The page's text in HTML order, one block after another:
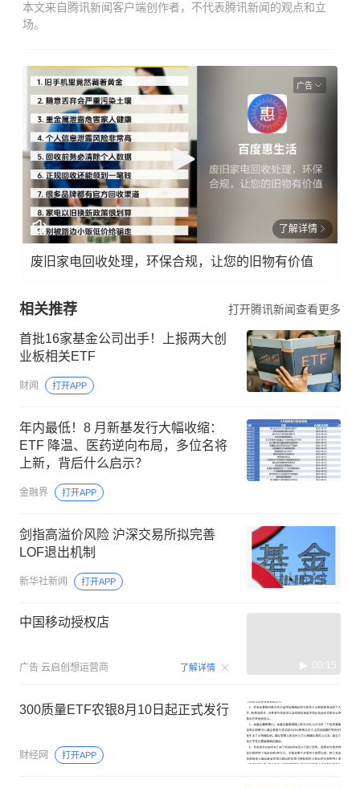
本文来自腾讯新闻客户端创作者，不代表腾讯新闻的观点和立
场。
广告
了解详情
废旧家电回收处理，环保合规，让您的旧物有价值
相关推荐 打开腾讯新闻查看更多
首批16家基金公司出手！上报两大创
业板相关ETF
财闻 打开APP
年内最低！8 月新基发行大幅收缩：
ETF 降温、医药逆向布局，多位名将
上新，背后什么启示？
金融界 打开APP
剑指高溢价风险 沪深交易所拟完善
LOF退出机制
新华社新闻 打开APP
中国移动授权店
广告 云启创想运营商 了解详情 00:15
300质量ETF农银8月10日起正式发行
财经网 打开APP